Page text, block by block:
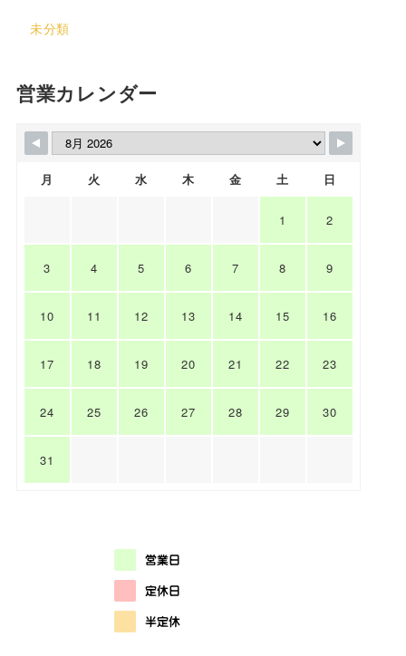
未分類
営業カレンダー
月 火 水 木 金 土 日
1 2
3 4 5 6 7 8 9
10 11 12 13 14 15 16
17 18 19 20 21 22 23
24 25 26 27 28 29 30
31